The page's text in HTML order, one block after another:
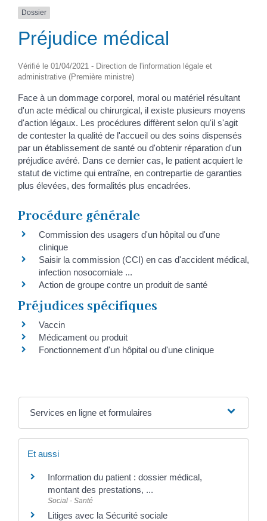
Dossier
Préjudice médical
Vérifié le 01/04/2021 - Direction de l'information légale et
administrative (Première ministre)
Face à un dommage corporel, moral ou matériel résultant
d'un acte médical ou chirurgical, il existe plusieurs moyens
d'action légaux. Les procédures diffèrent selon qu'il s'agit
de contester la qualité de l'accueil ou des soins dispensés
par un établissement de santé ou d'obtenir réparation d'un
préjudice avéré. Dans ce dernier cas, le patient acquiert le
statut de victime qui entraîne, en contrepartie de garanties
plus élevées, des formalités plus encadrées.
Procédure générale
Commission des usagers d'un hôpital ou d'une
clinique
Saisir la commission (CCI) en cas d'accident médical,
infection nosocomiale ...
Action de groupe contre un produit de santé
Préjudices spécifiques
Vaccin
Médicament ou produit
Fonctionnement d'un hôpital ou d'une clinique
Services en ligne et formulaires
Et aussi
Information du patient : dossier médical,
montant des prestations, ...
Social - Santé
Litiges avec la Sécurité sociale